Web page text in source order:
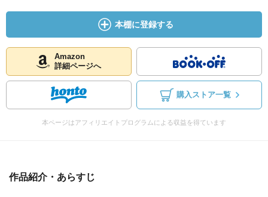
本棚に登録する
Amazon
詳細ページへ
購入ストア一覧
本ページはアフィリエイトプログラムによる収益を得ています
作品紹介・あらすじ